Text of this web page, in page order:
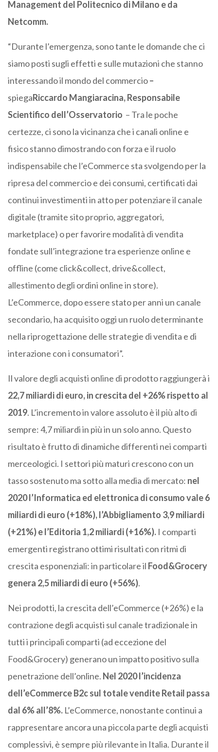
Management del Politecnico di Milano e da
Netcomm.
“Durante l’emergenza, sono tante le domande che ci
siamo posti sugli effetti e sulle mutazioni che stanno
interessando il mondo del commercio–
spiegaRiccardo Mangiaracina, Responsabile
Scientifico dell’Osservatorio – Tra le poche
certezze, ci sono la vicinanza che i canali online e
fisico stanno dimostrando con forza e il ruolo
indispensabile che l’eCommerce sta svolgendo per la
ripresa del commercio e dei consumi, certificati dai
continui investimenti in atto per potenziare il canale
digitale (tramite sito proprio, aggregatori,
marketplace) o per favorire modalità di vendita
fondate sull’integrazione tra esperienze online e
offline (come click&collect, drive&collect,
allestimento degli ordini online in store).
L’eCommerce, dopo essere stato per anni un canale
secondario, ha acquisito oggi un ruolo determinante
nella riprogettazione delle strategie di vendita e di
interazione con i consumatori”.
Il valore degli acquisti online di prodotto raggiungerà i
22,7 miliardi di euro, in crescita del +26% rispetto al
2019. L’incremento in valore assoluto è il più alto di
sempre: 4,7 miliardi in più in un solo anno. Questo
risultato è frutto di dinamiche differenti nei comparti
merceologici. I settori più maturi crescono con un
tasso sostenuto ma sotto alla media di mercato: nel
2020 l’Informatica ed elettronica di consumo vale 6
miliardi di euro (+18%), l’Abbigliamento 3,9 miliardi
(+21%) e l’Editoria 1,2 miliardi (+16%).I comparti
emergenti registrano ottimi risultati con ritmi di
crescita esponenziali: in particolare il Food&Grocery
genera 2,5 miliardi di euro (+56%).
Nei prodotti, la crescita dell’eCommerce (+26%) e la
contrazione degli acquisti sul canale tradizionale in
tutti i principali comparti (ad eccezione del
Food&Grocery) generano un impatto positivo sulla
penetrazione dell’online. Nel 2020 l’incidenza
dell’eCommerce B2c sul totale vendite Retail passa
dal 6% all’8%.L’eCommerce, nonostante continui a
rappresentare ancora una piccola parte degli acquisti
complessivi, è sempre più rilevante in Italia. Durante il